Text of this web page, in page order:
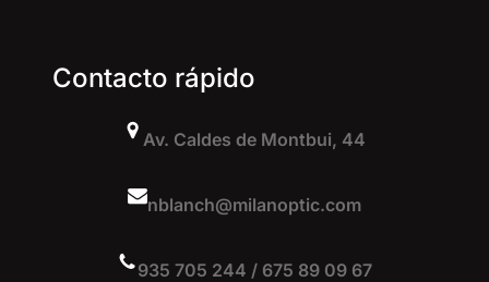
Contacto rápido
Av. Caldes de Montbui, 44
nblanch@milanoptic.com
935 705 244 / 675 89 09 67